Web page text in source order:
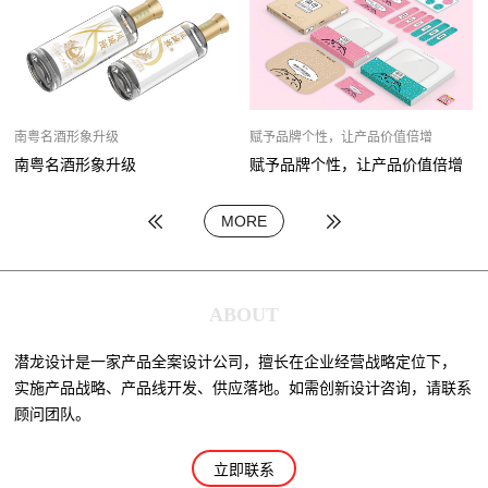
南粤名酒形象升级
南粤名酒形象升级
赋予品牌个性，让产品价值倍增
赋予品牌个性，让产品价值倍增
MORE
ABOUT
潜龙设计是一家产品全案设计公司，擅长在企业经营战略定位下，
实施产品战略、产品线开发、供应落地。如需创新设计咨询，请联系
顾问团队。
立即联系